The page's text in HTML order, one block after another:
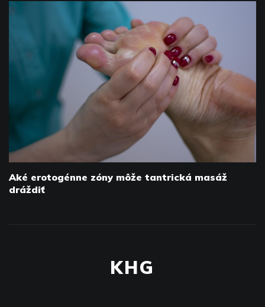
Aké erotogénne zóny môže tantrická masáž
dráždiť
KHG